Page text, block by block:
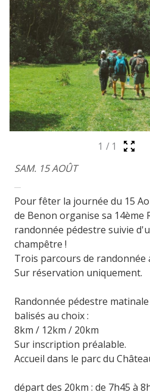
1 / 1
SAM. 15 AOÛT
Pour fêter la journée du 15
de Benon organise sa 14ème
randonnée pédestre suivie
champêtre !
Trois parcours de randonnée
Sur réservation uniquement.
Randonnée pédestre
balisés au choix :
8km / 12km / 20km
Sur inscription préalable.
Accueil dans le parc du
départ des 20km : de 7h45 à